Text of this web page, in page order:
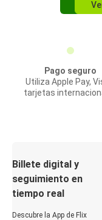
Pago seguro
Utiliza Apple Pay,
tarjetas
Billete digital y
seguimiento en
tiempo real
Descubre la App de Flix